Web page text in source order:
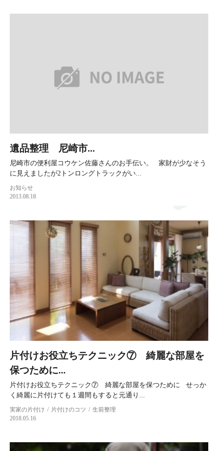
遺品整理 尼崎市...
尼崎市の便利屋コウケン佐藤さんのお手伝い。 家財が少なそう
に見えましたが2トンロングトラックがい...
お知らせ
2013.08.18
片付けお役立ちテクニック⑦ 綺麗な部屋を
保つために...
片付けお役立ちテクニック⑦ 綺麗な部屋を保つために せっか
く綺麗に片付けても１週間もすると元通り...
実家の片付け 片付けのコツ
生前整理
2018.05.16